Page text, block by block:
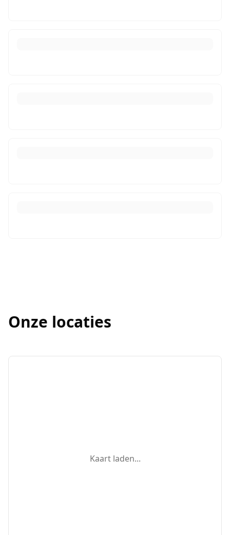
Onze locaties
Kaart laden...